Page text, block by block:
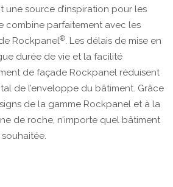
une source d’inspiration pour les
combine parfaitement avec les
Rockpanel®. Les délais de mise en
durée de vie et la facilité
de façade Rockpanel réduisent
de l’enveloppe du bâtiment. Grâce
de la gamme Rockpanel et à la
de roche, n’importe quel bâtiment